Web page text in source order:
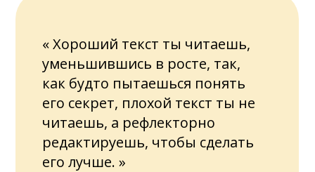
« Хороший текст ты читаешь,
уменьшившись в росте, так,
как будто пытаешься понять
его секрет, плохой текст ты не
читаешь, а рефлекторно
редактируешь, чтобы сделать
его лучше. »‎